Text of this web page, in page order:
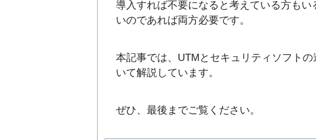
導入すれば不要になると考えている方も
いのであれば両方必要です。
本記事では、UTMとセキュリティソフト
いて解説しています。
ぜひ、最後までご覧ください。